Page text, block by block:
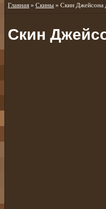
Главная » Скины » Cкин Джейсона
Cкин